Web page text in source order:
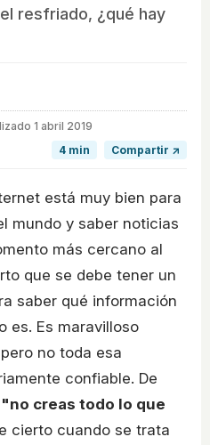
resfriado, ¿qué hay
1 abril 2019
4 min
Compartir ↗
está muy bien para
mundo y saber noticias
más cercano al
que se debe tener un
saber qué información
es. Es maravilloso
no toda esa
confiable. De
creas todo lo que
cierto cuando se trata